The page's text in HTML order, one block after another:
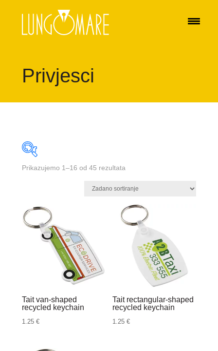
Privjesci
Prikazujemo 1–16 od 45 rezultata
Tait van-shaped
recycled keychain
1.25 €
Tait rectangular-shaped
recycled keychain
1.25€